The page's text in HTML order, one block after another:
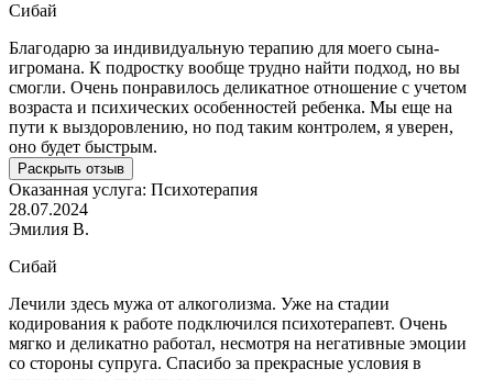
Сибай
Благодарю за индивидуальную терапию для моего сына-
игромана. К подростку вообще трудно найти подход, но вы
смогли. Очень понравилось деликатное отношение с учетом
возраста и психических особенностей ребенка. Мы еще на
пути к выздоровлению, но под таким контролем, я уверен,
оно будет быстрым.
Раскрыть отзыв
Оказанная услуга: Психотерапия
28.07.2024
Эмилия В.
Сибай
Лечили здесь мужа от алкоголизма. Уже на стадии
кодирования к работе подключился психотерапевт. Очень
мягко и деликатно работал, несмотря на негативные эмоции
со стороны супруга. Спасибо за прекрасные условия в